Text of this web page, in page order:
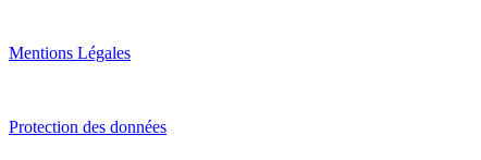
Mentions Légales
Protection des données